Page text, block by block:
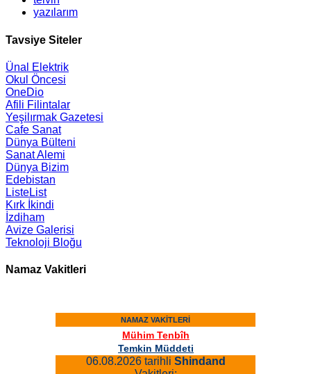
yazılarım
Tavsiye Siteler
Ünal Elektrik
Okul Öncesi
OneDio
Afili Filintalar
Yeşilırmak Gazetesi
Cafe Sanat
Dünya Bülteni
Sanat Alemi
Dünya Bizim
Edebistan
ListeList
Kırk İkindi
İzdiham
Avize Galerisi
Teknoloji Bloğu
Namaz Vakitleri